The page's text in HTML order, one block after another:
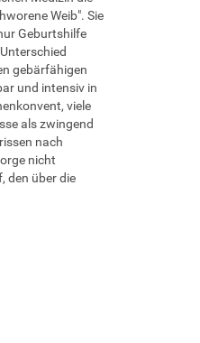
Weib". Sie
Geburtshilfe
gebärfähigen
und intensiv in
viele
als zwingend
nach
nicht
den über die